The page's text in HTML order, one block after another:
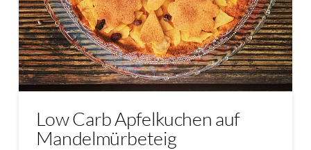
Low Carb Apfelkuchen auf
Mandelmürbeteig